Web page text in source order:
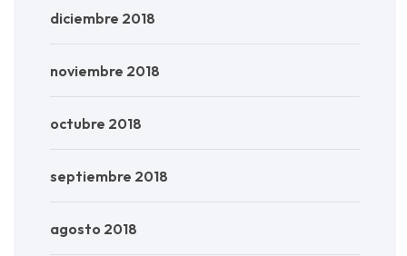
diciembre 2018
noviembre 2018
octubre 2018
septiembre 2018
agosto 2018